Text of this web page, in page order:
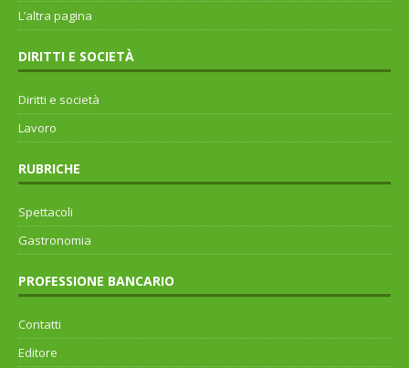
L’altra pagina
DIRITTI E SOCIETÀ
Diritti e società
Lavoro
RUBRICHE
Spettacoli
Gastronomia
PROFESSIONE BANCARIO
Contatti
Editore